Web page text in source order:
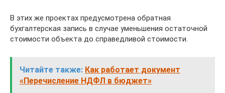
В этих же проектах предусмотрена обратная
бухгалтерская запись в случае уменьшения остаточной
стоимости объекта до справедливой стоимости.
Читайте также: Как работает документ
«Перечисление НДФЛ в бюджет»